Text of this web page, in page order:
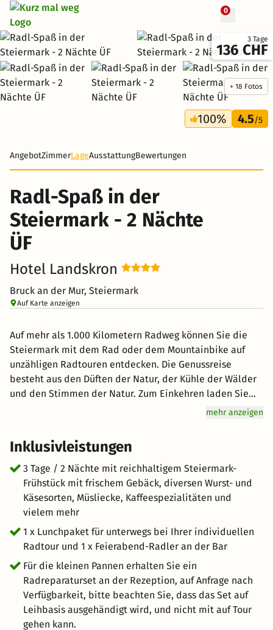
0
3 Tage
136 CHF
+ 18 Fotos
100% 4.5/5
AngebotZimmerLageAusstattungBewertungen
Radl-Spaß in der
Steiermark - 2 Nächte
ÜF
Hotel Landskron
Bruck an der Mur, Steiermark
Auf Karte anzeigen
Auf mehr als 1.000 Kilometern Radweg können Sie die
Steiermark mit dem Rad oder dem Mountainbike auf
unzähligen Radtouren entdecken. Die Genussreise
besteht aus den Düften der Natur, der Kühle der Wälder
und den Stimmen der Natur. Zum Einkehren laden Sie
Hütten oder Buschenschanken ein. Quer durch die
rauschenden Flüsse und aquamarinfarbigen Bäche, die
von den Radwegen begleitet werden und die sich perfekt
für Ihren Radurlaub anbieten. Die Klassiker sind der
Murradweg und der Ennsradweg, aber es gibt auch
weitere Geheimtipps wie den Raabtalradweg und den
Feistritztalradweg in der Oststeiermark, liebevoll auch
Garten Österreichs genannt, oder der Mürztalradweg in
der Hochsteiermark. Das Hotel Landskron in Bruck an der
Mur liegt direkt am beliebten Mürztalradweg und bietet
sich demnach hervorragend für Ihren Fahrradurlaub an.
mehr anzeigen
Inklusivleistungen
3 Tage / 2 Nächte mit reichhaltigem Steiermark-
Frühstück mit frischem Gebäck, diversen Wurst- und
Käsesorten, Müsliecke, Kaffeespezialitäten und
vielem mehr
1 x Lunchpaket für unterwegs bei Ihrer individuellen
Radtour und 1 x Feierabend-Radler an der Bar
Für die kleinen Pannen erhalten Sie ein
Radreparaturset an der Rezeption, auf Anfrage nach
Verfügbarkeit, bitte beachten Sie, dass das Set auf
Leihbasis ausgehändigt wird, und nicht mit auf Tour
gehen kann.